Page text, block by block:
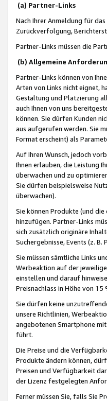
(a) Partner-Links
Nach Ihrer Anmeldung für
Zurückverfolgung,
Partner-Links müssen die
(b) Allgemeine
Partner-Links können von
Arten von Links nicht eignet,
Gestaltung und Platzierung
auch Ihnen von uns
können. Sie dürfen Kunden
aus aufgerufen werden. Sie
Format erscheint) als
Auf Ihren Wunsch, jedoch
Ihnen erlauben, die Leistung
überwachen und zu
Sie dürfen beispielsweise
überwachen).
Sie können Produkte (und
hinzufügen. Partner-Links
sich zusätzlich originäre
Suchergebnisse, Events (z.
Sie müssen sämtliche Links
Werbeaktion auf der
einstellen und darauf
Preisnachlass in Höhe von
Sie dürfen keine
unsere Richtlinien,
angebotenen Smartphone
führt.
Die Preise und die
Produkte ändern können,
Preisen und Verfügbarkeit
der Lizenz festgelegten
Ferner müssen Sie, falls Sie